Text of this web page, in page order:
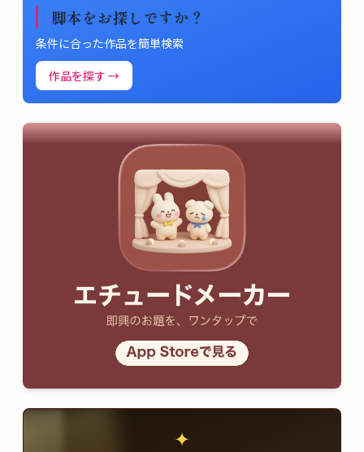
脚本をお探しですか？
条件に合った作品を簡単検索
作品を探す →
✦